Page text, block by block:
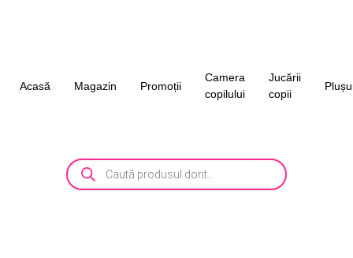
Acasă Magazin Promoții
Camera
copilului
Jucării
copii